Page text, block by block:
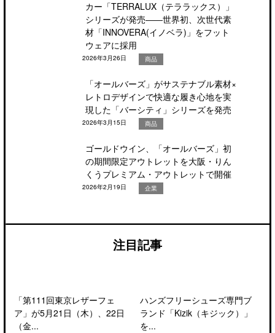
カー「TERRALUX（テララックス）」
シリーズが発売――世界初、次世代素
材「INNOVERA(イノベラ)」をフット
ウェアに採用
2026年3月26日 商品
「オールバーズ」がサステナブル素材×
レトロデザインで快適な履き心地を実
現した「バーシティ」シリーズを発売
2026年3月15日 商品
ゴールドウイン、「オールバーズ」初
の期間限定アウトレットを大阪・りん
くうプレミアム・アウトレットで開催
2026年2月19日 企業
注目記事
「第111回東京レザーフェ
ア」が5月21日（木）、22日
（金...
ハンズフリーシューズ専門ブ
ランド「Kizik（キジック）」
を...